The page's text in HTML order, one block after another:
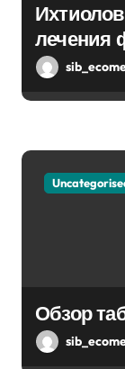
и
я
лечения
Обзор